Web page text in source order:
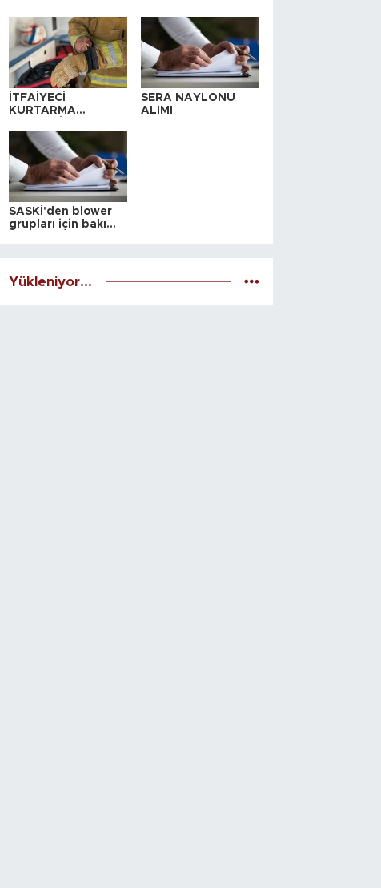
İTFAİYECİ
KURTARMA
ALINACAKTIR
SERA NAYLONU
ALIMI
SASKİ'den blower
grupları için bakım
Yükleniyor...